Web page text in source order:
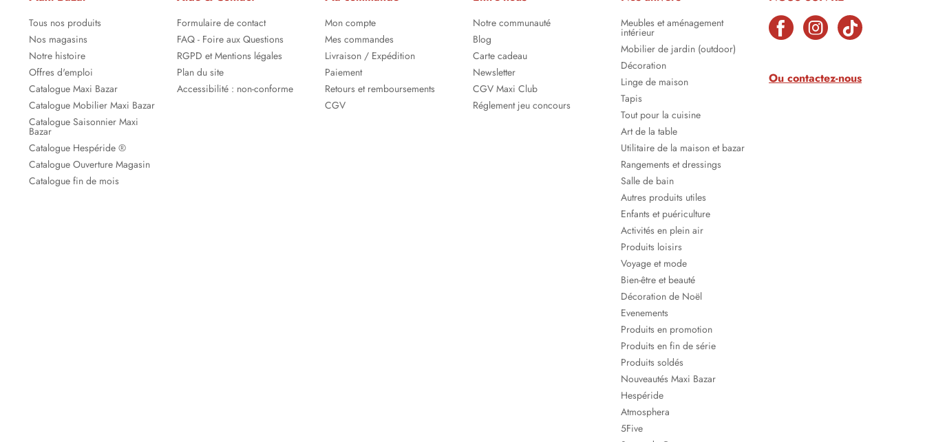
Tous nos produits
Nos magasins
Notre histoire
Offres d'emploi
Catalogue Maxi Bazar
Catalogue Mobilier Maxi Bazar
Catalogue Saisonnier Maxi
Bazar
Catalogue Hespéride ®
Catalogue Ouverture Magasin
Catalogue fin de mois
Formulaire de contact
FAQ - Foire aux Questions
RGPD et Mentions légales
Plan du site
Accessibilité : non-conforme
Mon compte
Mes commandes
Livraison / Expédition
Paiement
Retours et remboursements
CGV
Notre communauté
Blog
Carte cadeau
Newsletter
CGV Maxi Club
Réglement jeu concours
Meubles et aménagement
intérieur
Mobilier de jardin (outdoor)
Décoration
Linge de maison
Tapis
Tout pour la cuisine
Art de la table
Utilitaire de la maison et bazar
Rangements et dressings
Salle de bain
Autres produits utiles
Enfants et puériculture
Activités en plein air
Produits loisirs
Voyage et mode
Bien-être et beauté
Décoration de Noël
Evenements
Produits en promotion
Produits en fin de série
Produits soldés
Nouveautés Maxi Bazar
Hespéride
Atmosphera
5Five
Ou contactez-nous